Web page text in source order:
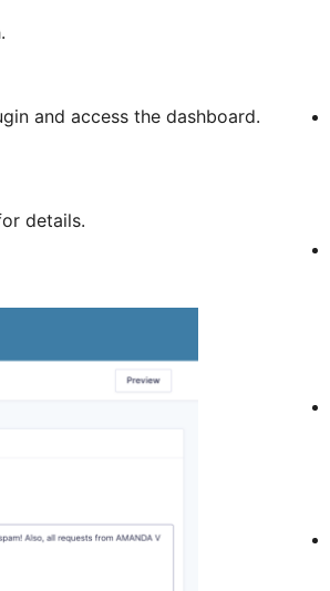
and access the dashboard.
details.